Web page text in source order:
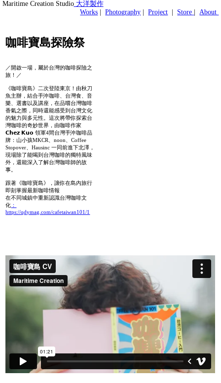
Maritime Creation Studio大洋製作
Works |Photography |Project Store |About
咖啡寶島探險祭
／開啟一場，屬於台灣的咖啡探險之
旅！／
《咖啡寶島》二次登陸東京！由秋刀
魚主辦，結合手沖咖啡、台灣食、音
樂、選書以及講座，在品嚐台灣咖啡
香氣之際，同時還能感受到台灣文化
的魅力與多元性。這次將帶你探索台
灣咖啡的奇妙世界，由咖啡作家
𝗖𝗵𝗲𝘇 𝗞𝘂𝗼 領軍4間台灣手沖咖啡品
牌：山小孩MKCR、noon、Coffee
Stopover、Hausinc 一同前進下北澤，
現場除了能喝到台灣咖啡的獨特風味
外，還能深入了解台灣咖啡師的故
事。
跟著《咖啡寶島》，讓你在島內旅行
即刻掌握最新咖啡情報
在不同城鎮中重新認識台灣咖啡文
化 ：
https://qdymag.com/cafetaiwan101/1